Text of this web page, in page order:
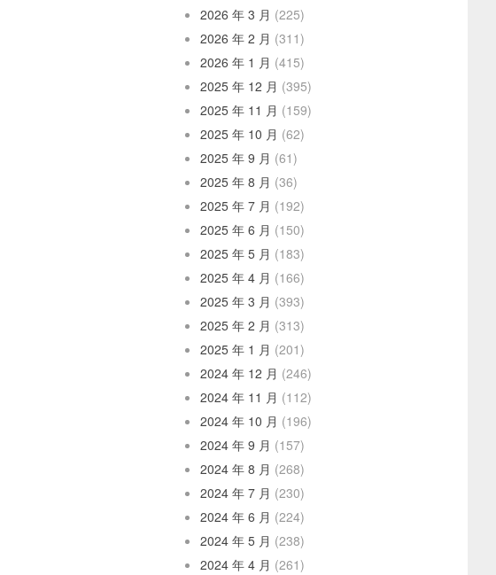
2026 年 3 月 (225)
2026 年 2 月 (311)
2026 年 1 月 (415)
2025 年 12 月 (395)
2025 年 11 月 (159)
2025 年 10 月 (62)
2025 年 9 月 (61)
2025 年 8 月 (36)
2025 年 7 月 (192)
2025 年 6 月 (150)
2025 年 5 月 (183)
2025 年 4 月 (166)
2025 年 3 月 (393)
2025 年 2 月 (313)
2025 年 1 月 (201)
2024 年 12 月 (246)
2024 年 11 月 (112)
2024 年 10 月 (196)
2024 年 9 月 (157)
2024 年 8 月 (268)
2024 年 7 月 (230)
2024 年 6 月 (224)
2024 年 5 月 (238)
2024 年 4 月 (261)